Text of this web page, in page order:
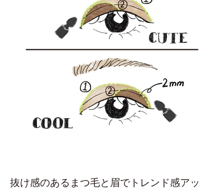
抜け感のあるまつ毛と眉でトレンド感アッ